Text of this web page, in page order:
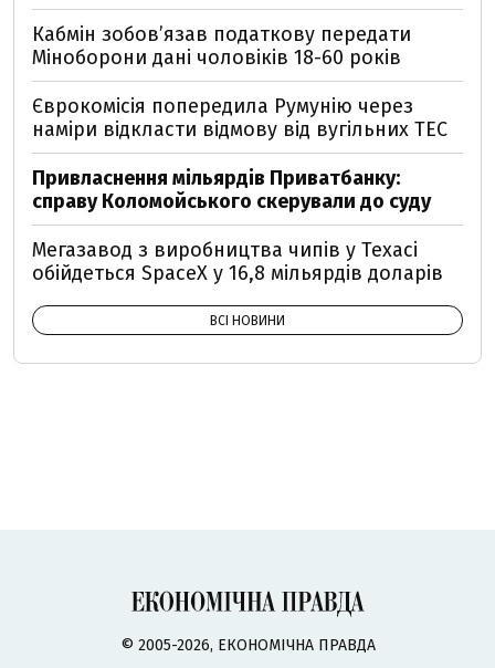
Кабмін зобовʼязав податкову передати
Міноборони дані чоловіків 18-60 років
Єврокомісія попередила Румунію через
наміри відкласти відмову від вугільних ТЕС
Привласнення мільярдів Приватбанку:
справу Коломойського скерували до суду
Мегазавод з виробництва чипів у Техасі
обійдеться SpaceX у 16,8 мільярдів доларів
ВСІ НОВИНИ
© 2005-2026, ЕКОНОМІЧНА ПРАВДА